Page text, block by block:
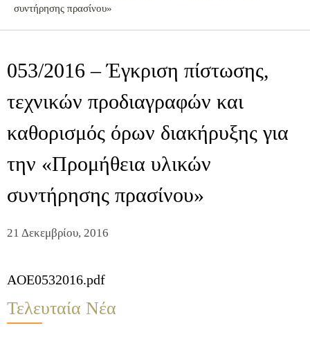
συντήρησης πρασίνου»
053/2016 – Έγκριση πίστωσης,
τεχνικών προδιαγραφών και
καθορισμός όρων διακήρυξης για
την «Προμήθεια υλικών
συντήρησης πρασίνου»
21 Δεκεμβρίου, 2016
AOE0532016.pdf
Τελευταία Νέα